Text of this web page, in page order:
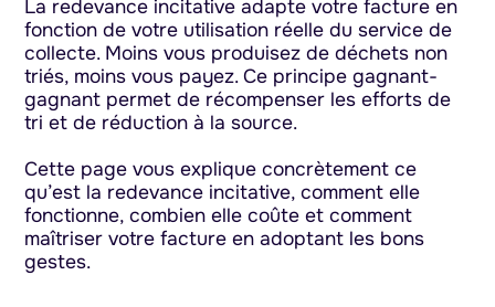
La redevance incitative adapte votre facture en
fonction de votre utilisation réelle du service de
collecte. Moins vous produisez de déchets non
triés, moins vous payez. Ce principe gagnant-
gagnant permet de récompenser les efforts de
tri et de réduction à la source.
Cette page vous explique concrètement ce
qu’est la redevance incitative, comment elle
fonctionne, combien elle coûte et comment
maîtriser votre facture en adoptant les bons
gestes.